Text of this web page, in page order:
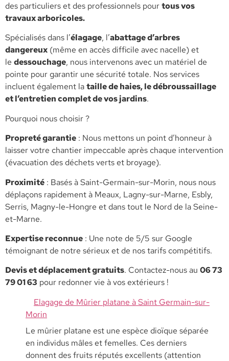
des particuliers et des professionnels pourtous vos
travaux arboricoles.
​Spécialisés dans l’élagage, l’abattage d’arbres
dangereux (même en accès difficile avec nacelle) et
le dessouchage, nous intervenons avec un matériel de
pointe pour garantir une sécurité totale. Nos services
incluent également lataille de haies, le débroussaillage
et l’entretien complet de vos jardins.
​Pourquoi nous choisir ?
​Propreté garantie : Nous mettons un point d’honneur à
laisser votre chantier impeccable après chaque intervention
(évacuation des déchets verts et broyage).
​Proximité : Basés à Saint-Germain-sur-Morin, nous nous
déplaçons rapidement à Meaux, Lagny-sur-Marne, Esbly,
Serris, Magny-le-Hongre et dans tout le Nord de la Seine-
et-Marne.
​Expertise reconnue : Une note de 5/5 sur Google
témoignant de notre sérieux et de nos tarifs compétitifs.
​Devis et déplacement gratuits. Contactez-nous au 06 73
79 01 63 pour redonner vie à vos extérieurs !
Elagage de Mûrier platane à Saint Germain-sur-
Morin
Le mûrier platane est une espèce dioïque séparée
en individus mâles et femelles. Ces derniers
donnent des fruits réputés excellents (attention